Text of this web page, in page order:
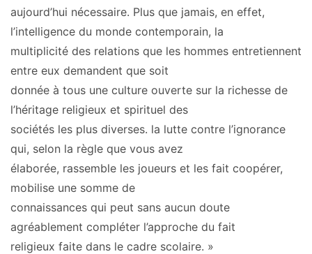
aujourd’hui nécessaire. Plus que jamais, en effet,
l’intelligence du monde contemporain, la
multiplicité des relations que les hommes entretiennent
entre eux demandent que soit
donnée à tous une culture ouverte sur la richesse de
l’héritage religieux et spirituel des
sociétés les plus diverses. la lutte contre l’ignorance
qui, selon la règle que vous avez
élaborée, rassemble les joueurs et les fait coopérer,
mobilise une somme de
connaissances qui peut sans aucun doute
agréablement compléter l’approche du fait
religieux faite dans le cadre scolaire. »